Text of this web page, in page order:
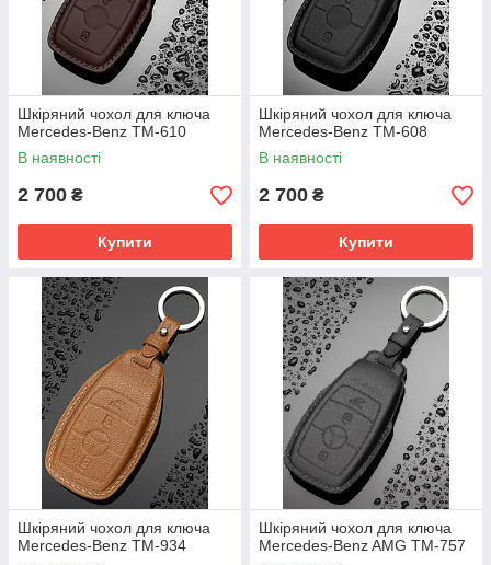
Шкіряний чохол для ключа
Mercedes-Benz TM-610
В наявності
2 700 ₴
Купити
Шкіряний чохол для ключа
Mercedes-Benz TM-608
В наявності
2 700 ₴
Купити
Шкіряний чохол для ключа
Mercedes-Benz TM-934
Шкіряний чохол для ключа
Mercedes-Benz AMG TM-757